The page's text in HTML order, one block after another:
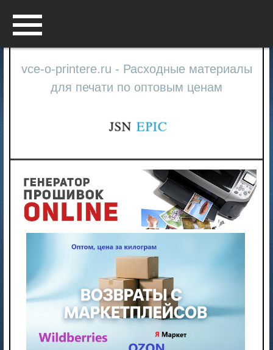
vce-o-printere.ru - Расходные материалы
для печати по оптовым ценам